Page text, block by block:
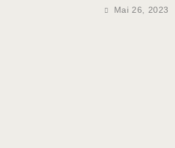
Mai 26, 2023